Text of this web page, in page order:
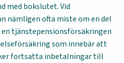
med bokslutet. Vid
nämligen ofta miste om en del
tjänstepensionsförsäkringen
som innebär att
fortsatta inbetalningar till